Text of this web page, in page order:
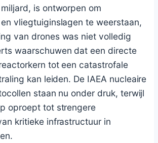
is ontworpen om
vliegtuiginslagen te weerstaan,
van drones was niet volledig
waarschuwen dat een directe
tot een catastrofale
kan leiden. De IAEA nucleaire
staan nu onder druk, terwijl
oproept tot strengere
kritieke infrastructuur in